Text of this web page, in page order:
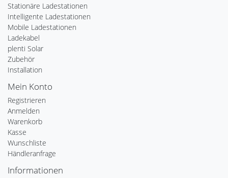
Stationäre Ladestationen
Intelligente Ladestationen
Mobile Ladestationen
Ladekabel
plenti Solar
Zubehör
Installation
Mein Konto
Registrieren
Anmelden
Warenkorb
Kasse
Wunschliste
Händleranfrage
Informationen